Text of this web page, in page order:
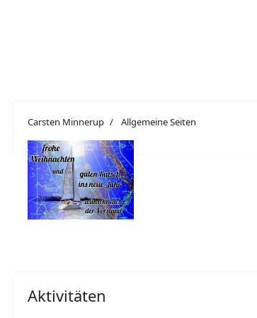
Carsten Minnerup Allgemeine Seiten
Aktivitäten